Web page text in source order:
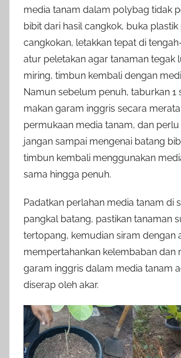
media tanam dalam polybag tidak
bibit dari hasil cangkok, buka
cangkokan, letakkan tepat di
atur peletakan agar tanaman tegak
miring, timbun kembali dengan
Namun sebelum penuh, taburkan 1
makan garam inggris secara
permukaan media tanam, dan
jangan sampai mengenai batang
timbun kembali menggunakan
sama hingga penuh.
Padatkan perlahan media tanam di
pangkal batang, pastikan tanaman
tertopang, kemudian siram dengan
mempertahankan kelembaban dan
garam inggris dalam media tanam
diserap oleh akar.